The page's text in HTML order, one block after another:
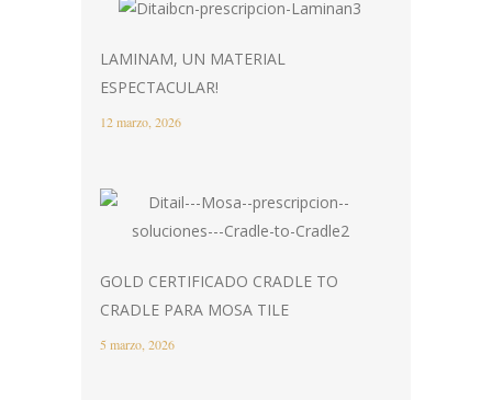
LAMINAM, UN MATERIAL
ESPECTACULAR!
12 marzo, 2026
GOLD CERTIFICADO CRADLE TO
CRADLE PARA MOSA TILE
5 marzo, 2026